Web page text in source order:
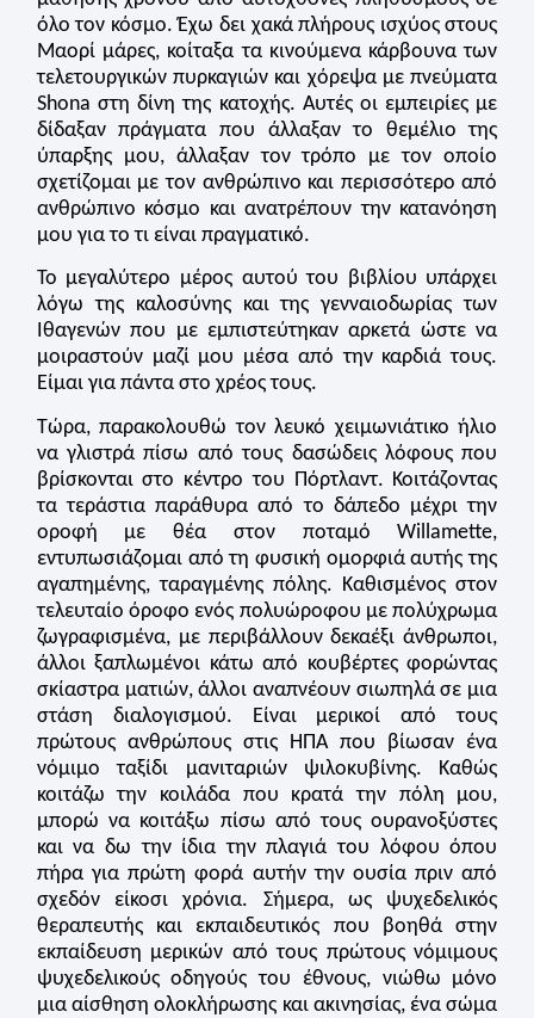
όλο τον κόσμο. Έχω δει χακά πλήρους ισχύος στους
Μαορί μάρες, κοίταξα τα κινούμενα κάρβουνα των
τελετουργικών πυρκαγιών και χόρεψα με πνεύματα
Shona στη δίνη της κατοχής. Αυτές οι εμπειρίες με
δίδαξαν πράγματα που άλλαξαν το θεμέλιο της
ύπαρξης μου, άλλαξαν τον τρόπο με τον οποίο
σχετίζομαι με τον ανθρώπινο και περισσότερο από
ανθρώπινο κόσμο και ανατρέπουν την κατανόηση
μου για το τι είναι πραγματικό.
Το μεγαλύτερο μέρος αυτού του βιβλίου υπάρχει
λόγω της καλοσύνης και της γενναιοδωρίας των
Ιθαγενών που με εμπιστεύτηκαν αρκετά ώστε να
μοιραστούν μαζί μου μέσα από την καρδιά τους.
Είμαι για πάντα στο χρέος τους.
Τώρα, παρακολουθώ τον λευκό χειμωνιάτικο ήλιο
να γλιστρά πίσω από τους δασώδεις λόφους που
βρίσκονται στο κέντρο του Πόρτλαντ. Κοιτάζοντας
τα τεράστια παράθυρα από το δάπεδο μέχρι την
οροφή με θέα στον ποταμό Willamette,
εντυπωσιάζομαι από τη φυσική ομορφιά αυτής της
αγαπημένης, ταραγμένης πόλης. Καθισμένος στον
τελευταίο όροφο ενός πολυώροφου με πολύχρωμα
ζωγραφισμένα, με περιβάλλουν δεκαέξι άνθρωποι,
άλλοι ξαπλωμένοι κάτω από κουβέρτες φορώντας
σκίαστρα ματιών, άλλοι αναπνέουν σιωπηλά σε μια
στάση διαλογισμού. Είναι μερικοί από τους
πρώτους ανθρώπους στις ΗΠΑ που βίωσαν ένα
νόμιμο ταξίδι μανιταριών ψιλοκυβίνης. Καθώς
κοιτάζω την κοιλάδα που κρατά την πόλη μου,
μπορώ να κοιτάξω πίσω από τους ουρανοξύστες
και να δω την ίδια την πλαγιά του λόφου όπου
πήρα για πρώτη φορά αυτήν την ουσία πριν από
σχεδόν είκοσι χρόνια. Σήμερα, ως ψυχεδελικός
θεραπευτής και εκπαιδευτικός που βοηθά στην
εκπαίδευση μερικών από τους πρώτους νόμιμους
ψυχεδελικούς οδηγούς του έθνους, νιώθω μόνο
μια αίσθηση ολοκλήρωσης και ακινησίας, ένα σώμα